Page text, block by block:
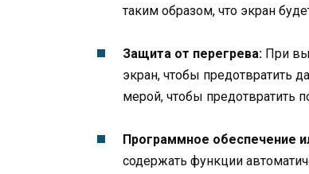
таким образом, что экран
Защита от перегрева: При
экран, чтобы предотвратить
мерой, чтобы предотвратить
Программное обеспечение
содержать функции